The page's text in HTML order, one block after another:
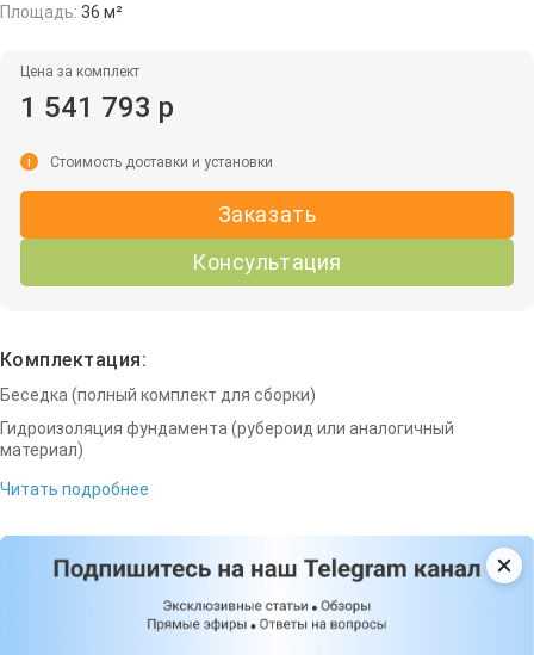
Площадь: 36 м²
Цена за комплект
1 541 793 р
Заказать
Консультация
i Стоимость доставки и установки
Комплектация:
Беседка (полный комплект для сборки)
Гидроизоляция фундамента (рубероид или аналогичный
материал)
Читать подробнее